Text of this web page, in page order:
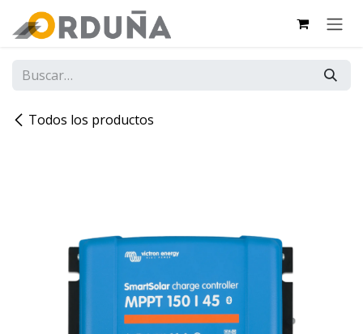
Todos los productos